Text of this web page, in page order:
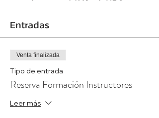
Instructor del Método V.E.O.
desarrollada por Noé Esperón para
activar capacidades innatas en el Ser
Humano.
Esto supondrá una
áreastanto en niños como en adultos,
con la salvedad del porcentaje de
activación de la visión extra ocular, que es
diferente en niños o adultos.
Entradas
Venta finalizada
Tipo de entrada
Reserva Formación Instructores
Leer más